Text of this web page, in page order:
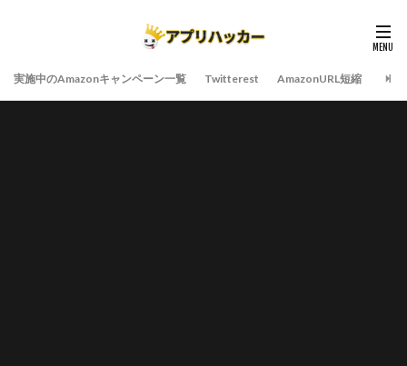
実施中のAmazonキャンペーン一覧 Twitterest AmazonURL短縮